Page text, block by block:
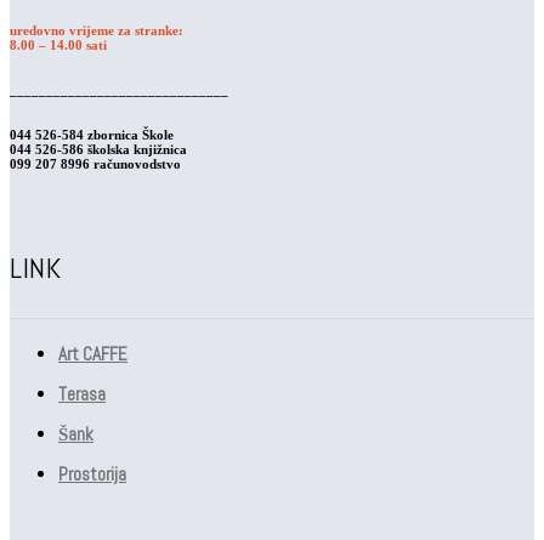
uredovno vrijeme za stranke:
8.00 – 14.00 sati
044 526-584 zbornica Škole
044 526-586 školska knjižnica
099 207 8996 računovodstvo
LINK
Art CAFFE
Terasa
Šank
Prostorija